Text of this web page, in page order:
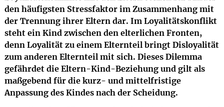
den häufigsten Stressfaktor im Zusammenhang mit
der Trennung ihrer Eltern dar. Im Loyalitätskonflikt
steht ein Kind zwischen den elterlichen Fronten,
denn Loyalität zu einem Elternteil bringt Disloyalität
zum anderen Elternteil mit sich. Dieses Dilemma
gefährdet die Eltern-Kind-Beziehung und gilt als
maßgebend für die kurz- und mittelfristige
Anpassung des Kindes nach der Scheidung.